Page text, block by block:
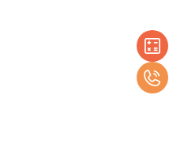
de stores bateaux originals et